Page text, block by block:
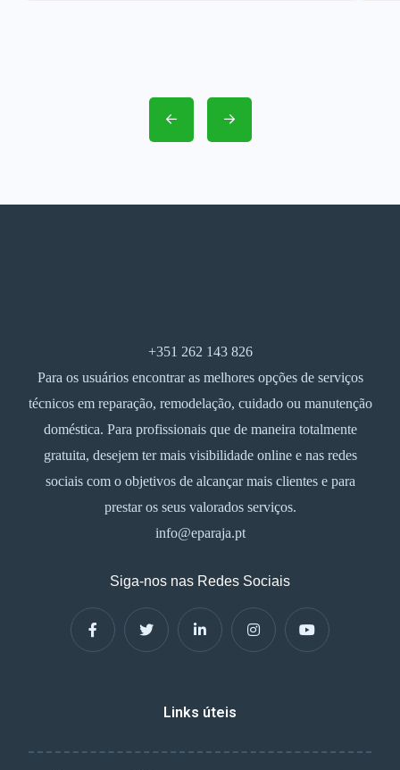
+351 262 143 826
Para os usuários encontrar as melhores opções de serviços
técnicos em reparação, remodelação, cuidado ou manutenção
doméstica. Para profissionais que de maneira totalmente
gratuita, desejem ter mais visibilidade online e nas redes
sociais com o objetivos de alcançar mais clientes e para
prestar os seus valorados serviços.
info@eparaja.pt
Siga-nos nas Redes Sociais
Links úteis